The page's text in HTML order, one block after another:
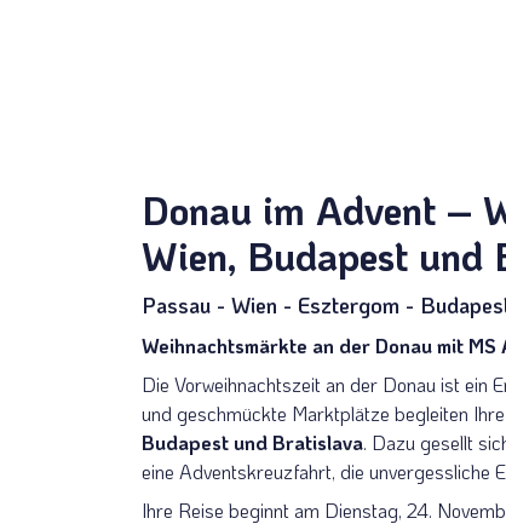
Donau im Advent –
Wien, Budapest und
Passau - Wien - Esztergom -
Weihnachtsmärkte an der Donau mit MS
Die Vorweihnachtszeit an der Donau ist ein
und geschmückte Marktplätze begleiten
Budapest und Bratislava. Dazu gesellt
eine Adventskreuzfahrt, die unvergessliche
Ihre Reise beginnt am Dienstag, 24.